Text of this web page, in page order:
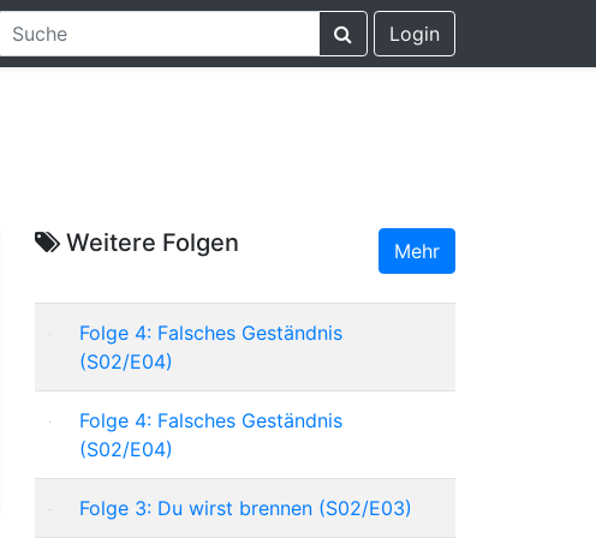
Login
Weitere Folgen Mehr
Folge 4: Falsches Geständnis
(S02/E04)
Folge 4: Falsches Geständnis
(S02/E04)
Folge 3: Du wirst brennen (S02/E03)